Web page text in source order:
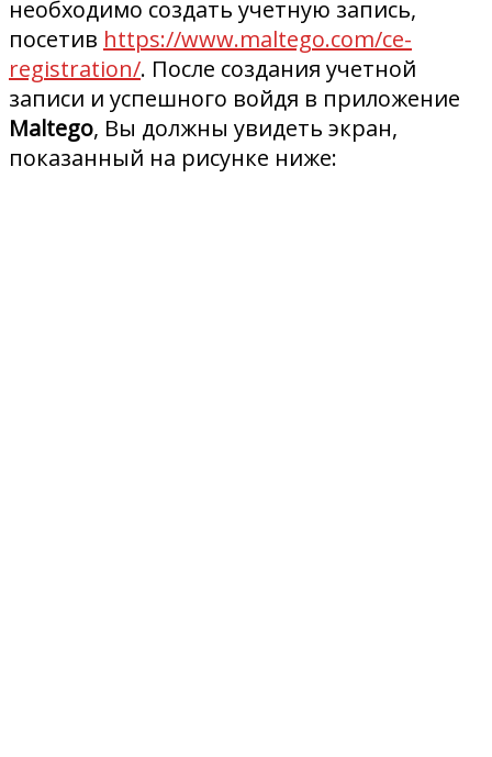
необходимо создать учетную запись,
посетив https://www.maltego.com/ce-
registration/. После создания учетной
записи и успешного войдя в приложение
Maltego, Вы должны увидеть экран,
показанный на рисунке ниже: